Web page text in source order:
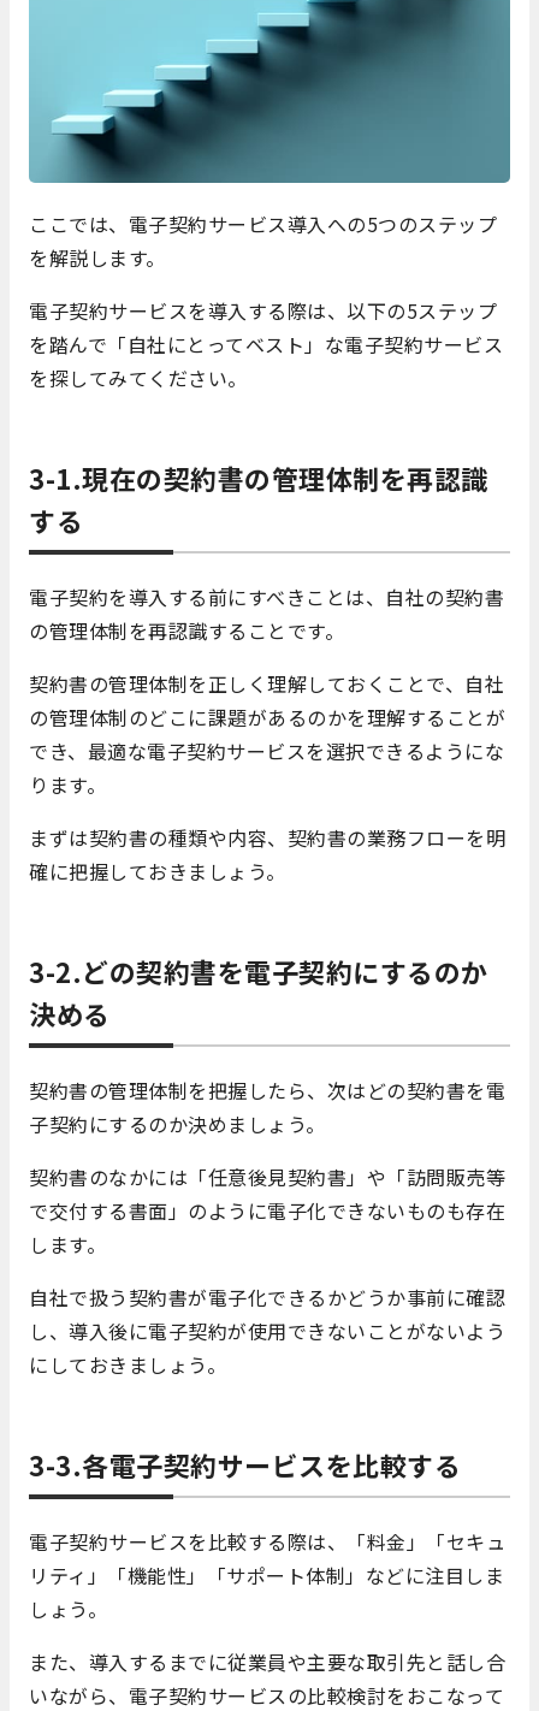
ここでは、電子契約サービス導入への5つのステップ
を解説します。
電子契約サービスを導入する際は、以下の5ステップ
を踏んで「自社にとってベスト」な電子契約サービス
を探してみてください。
3-1.現在の契約書の管理体制を再認識
する
電子契約を導入する前にすべきことは、自社の契約書
の管理体制を再認識することです。
契約書の管理体制を正しく理解しておくことで、自社
の管理体制のどこに課題があるのかを理解することが
でき、最適な電子契約サービスを選択できるようにな
ります。
まずは契約書の種類や内容、契約書の業務フローを明
確に把握しておきましょう。
3-2.どの契約書を電子契約にするのか
決める
契約書の管理体制を把握したら、次はどの契約書を電
子契約にするのか決めましょう。
契約書のなかには「任意後見契約書」や「訪問販売等
で交付する書面」のように電子化できないものも存在
します。
自社で扱う契約書が電子化できるかどうか事前に確認
し、導入後に電子契約が使用できないことがないよう
にしておきましょう。
3-3.各電子契約サービスを比較する
電子契約サービスを比較する際は、「料金」「セキュ
リティ」「機能性」「サポート体制」などに注目しま
しょう。
また、導入するまでに従業員や主要な取引先と話し合
いながら、電子契約サービスの比較検討をおこなって